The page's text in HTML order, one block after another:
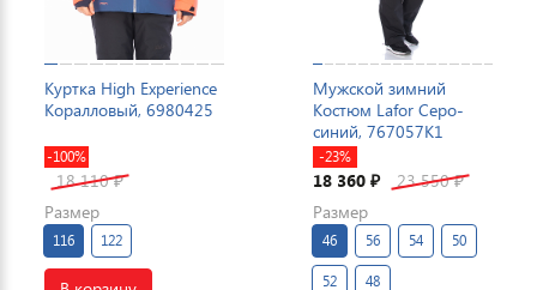
Куртка High Experience
Коралловый, 6980425
-100%
18 110₽
Размер
116 122
Мужской зимний
Костюм Lafor Серо-
синий, 767057K1
-23%
18 360 ₽ 23 550₽
Размер
46 56 54 50
52 48